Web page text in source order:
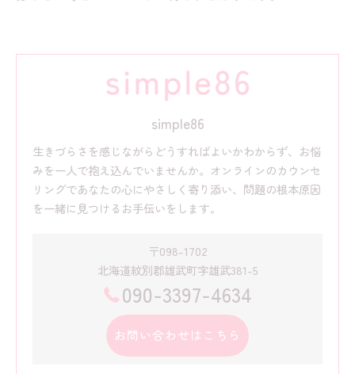
simple86
生きづらさを感じながらどうすればよいかわからず、お悩
みを一人で抱え込んでいませんか。オンラインのカウンセ
リングであなたの心にやさしく寄り添い、問題の根本原因
を一緒に見つけるお手伝いをします。
〒098-1702
北海道紋別郡雄武町字雄武381-5
090-3397-4634
お問い合わせはこちら